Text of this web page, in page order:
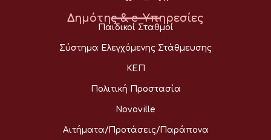
Δημότης & e-Υπηρεσίες
Παιδικοί Σταθμοί
Σύστημα Ελεγχόμενης Στάθμευσης
ΚΕΠ
Πολιτική Προστασία
Novoville
Αιτήματα/Προτάσεις/Παράπονα